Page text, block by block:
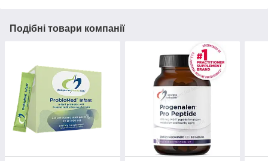
Подібні товари компанії